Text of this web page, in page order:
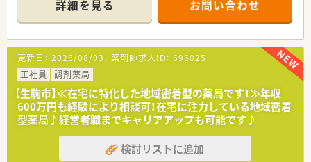
■常勤薬剤師3名とパート1名、事務員も常時2名から3名体制を
整えており、協力しながら業務を進められる人員配置です。
【求人情報について】
■年収はご経験やスキルを最大限に考慮した上で、450万円から
550万円の範囲で相談の上しっかりと決定いたします。
■完全週休2日制で年間休日も120日しっかりと確保されてお
り、仕事とプライベートのメリハリをつけて働ける条件です。
■時間外手当や資格手当などの各種手当も整備されており、頑張
りが給与に反映されるためモチベーションを高く保てます。
【勤務実態について】
詳細を見る お問い合わせ
更新日： 2026/08/03 薬剤師求人ID： 696025
正社員
調剤薬局
【生駒市】≪在宅に特化した地域密着型の薬局です！≫年収
600万円も経験により相談可！在宅に注力している地域密着
型薬局♪経営者職までキャリアアップも可能です♪
検討リストに追加